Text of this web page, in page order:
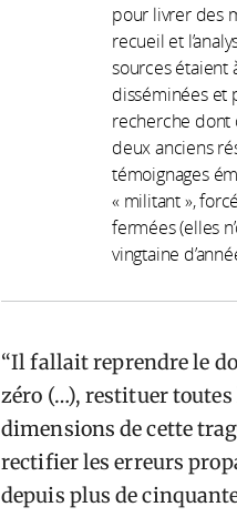
pour livrer des
recueil et
sources étaient
disséminées et
recherche dont
deux anciens
témoignages
« militant »,
fermées (elles
vingtaine
Il fallait reprendre le
zéro (…), restituer toutes
dimensions de cette
rectifier les erreurs
depuis plus de